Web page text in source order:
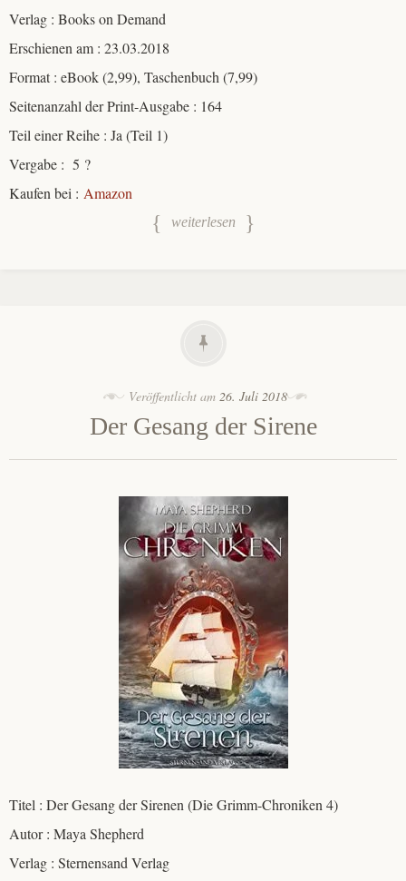
Verlag : Books on Demand
Erschienen am : 23.03.2018
Format : eBook (2,99), Taschenbuch (7,99)
Seitenanzahl der Print-Ausgabe : 164
Teil einer Reihe : Ja (Teil 1)
Vergabe : 5 ?
Kaufen bei : Amazon
weiterlesen
Veröffentlicht am 26. Juli 2018
Der Gesang der Sirene
Titel : Der Gesang der Sirenen (Die Grimm-Chroniken 4)
Autor : Maya Shepherd
Verlag : Sternensand Verlag